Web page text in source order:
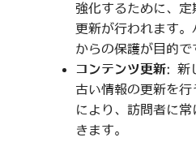
強化するために、
更新が行われます
からの保護が目的で
コンテンツ更新: 新
古い情報の更新を
により、訪問者に
きます。